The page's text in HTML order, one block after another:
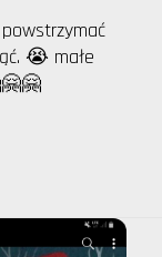
😭 małe